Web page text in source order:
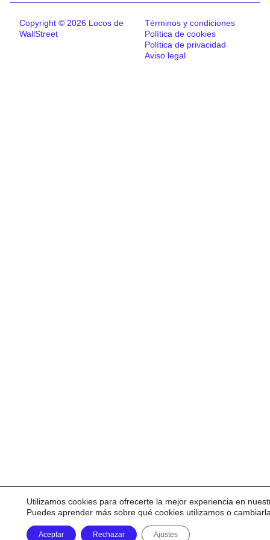
Copyright © 2026 Locos de
WallStreet
Términos y condiciones
Política de cookies
Política de privacidad
Aviso legal
Utilizamos cookies para ofrecerte la mejor experiencia en
Puedes aprender más sobre qué cookies utilizamos o
Aceptar Rechazar Ajustes